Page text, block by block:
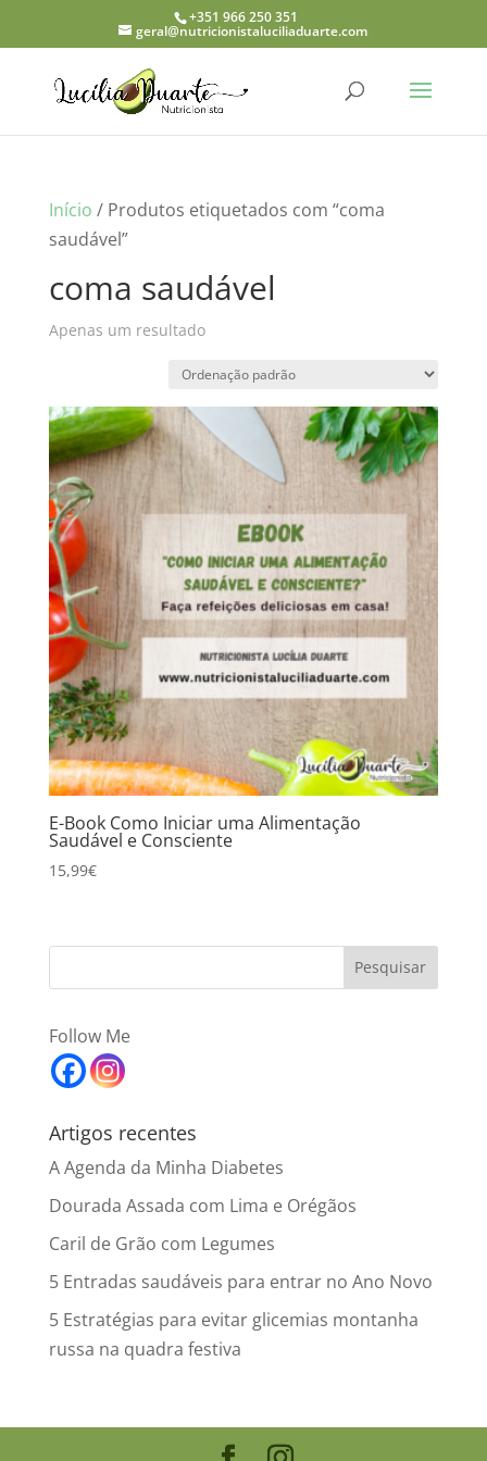
+351 966 250 351
geral@nutricionistaluciliaduarte.com
Início / Produtos etiquetados com “coma
saudável”
coma saudável
Apenas um resultado
E-Book Como Iniciar uma Alimentação
Saudável e Consciente
15,99€
Follow Me
Artigos recentes
A Agenda da Minha Diabetes
Dourada Assada com Lima e Orégãos
Caril de Grão com Legumes
5 Entradas saudáveis para entrar no Ano Novo
5 Estratégias para evitar glicemias montanha
russa na quadra festiva